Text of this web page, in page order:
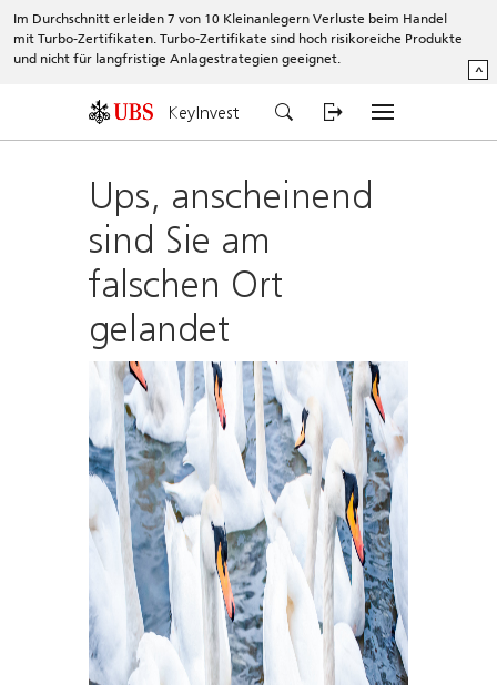
Im Durchschnitt erleiden 7 von 10 Kleinanlegern Verluste beim Handel
mit Turbo-Zertifikaten. Turbo-Zertifikate sind hoch risikoreiche Produkte
und nicht für langfristige Anlagestrategien geeignet.
^
KeyInvest
Ups, anscheinend
sind Sie am
falschen Ort
gelandet